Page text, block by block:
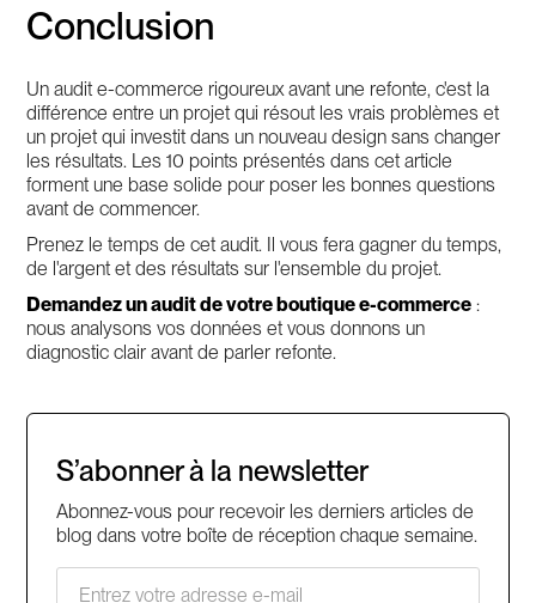
Conclusion
Un audit e-commerce rigoureux avant une refonte, c'est la
différence entre un projet qui résout les vrais problèmes et
un projet qui investit dans un nouveau design sans changer
les résultats. Les 10 points présentés dans cet article
forment une base solide pour poser les bonnes questions
avant de commencer.
Prenez le temps de cet audit. Il vous fera gagner du temps,
de l'argent et des résultats sur l'ensemble du projet.
Demandez un audit de votre boutique e-commerce :
nous analysons vos données et vous donnons un
diagnostic clair avant de parler refonte.
S’abonner à la newsletter
Abonnez-vous pour recevoir les derniers articles de
blog dans votre boîte de réception chaque semaine.